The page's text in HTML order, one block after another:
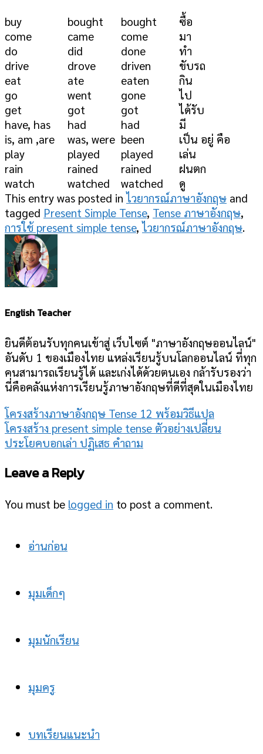
buy
bought bought
ซื้อ
come
came come
มา
do
did done
ทำ
drive
drove driven
ขับรถ
eat
ate eaten
กิน
go
went gone
ไป
get
got got
ได้รับ
have, has
had had
มี
is, am ,are
was, were been
เป็น อยู่ คือ
play
played played
เล่น
rain
rained rained
ฝนตก
watch
watched watched
ดู
This entry was posted inไวยากรณ์ภาษาอังกฤษ and
tagged Present Simple Tense, Tense ภาษาอังกฤษ,
การใช้ present simple tense,ไวยากรณ์ภาษาอังกฤษ.
English Teacher
ยินดีต้อนรับทุกคนเข้าสู่ เว็บไซต์ "ภาษาอังกฤษออนไลน์"
อันดับ 1 ของเมืองไทย แหล่งเรียนรู้บนโลกออนไลน์ ที่ทุก
คนสามารถเรียนรู้ได้ และเก่งได้ด้วยตนเอง กล้ารับรองว่า
นี่คือคลังแห่งการเรียนรู้ภาษาอังกฤษที่ดีที่สุดในเมืองไทย
โครงสร้างภาษาอังกฤษ Tense 12 พร้อมวิธีแปล
โครงสร้าง present simple tense ตัวอย่างเปลี่ยน
ประโยคบอกเล่า ปฏิเสธ คำถาม
Leave a Reply
You must be logged in to post a comment.
อ่านก่อน
มุมเด็กๆ
มุมนักเรียน
มุมครู
บทเรียนแนะนำ